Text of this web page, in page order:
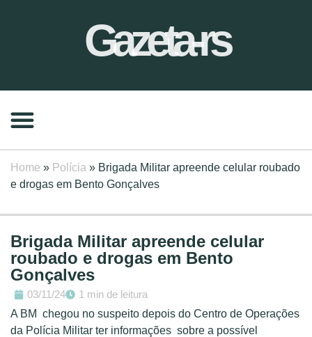
Gazeta-rs
Home » Polícia » Brigada Militar apreende celular roubado
e drogas em Bento Gonçalves
Brigada Militar apreende celular
roubado e drogas em Bento
Gonçalves
03/11/24
1 min de leitura
A BM chegou no suspeito depois do Centro de Operações
da Polícia Militar ter informações sobre a possível